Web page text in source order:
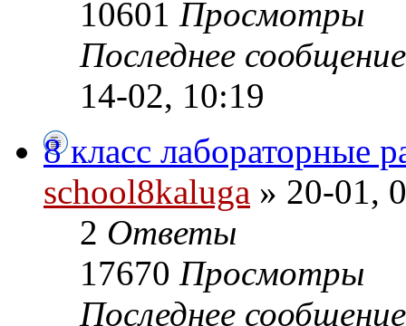
10601 Просмотры
Последнее
14-02, 10:19
8 класс лабораторные
school8kaluga » 20-01,
2 Ответы
17670 Просмотры
Последнее